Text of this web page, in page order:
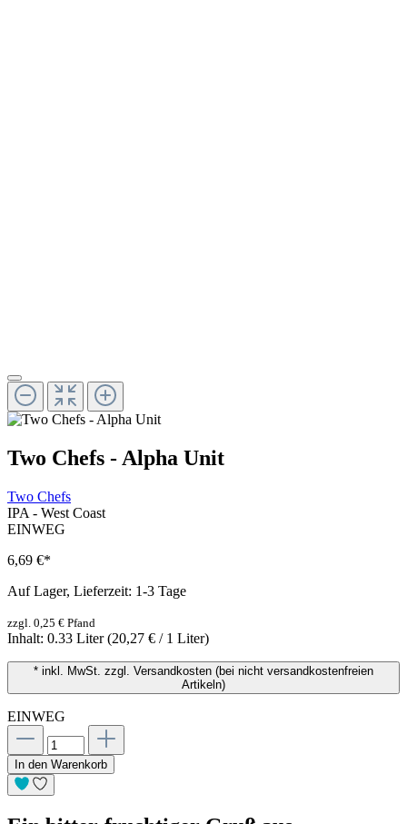
Two Chefs - Alpha Unit
Two Chefs
IPA - West Coast
EINWEG
6,69 €*
Auf Lager, Lieferzeit: 1-3 Tage
zzgl. 0,25 € Pfand
Inhalt: 0.33 Liter(20,27 € / 1 Liter)
* inkl. MwSt. zzgl. Versandkosten (bei nicht versandkostenfreien
Artikeln)
EINWEG
In den Warenkorb